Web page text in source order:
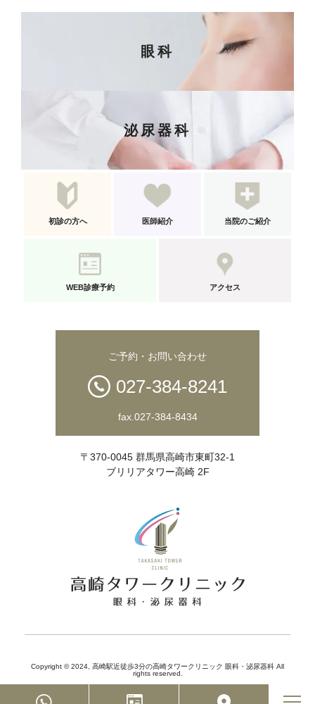
眼科
泌尿器科
初診の方へ 医師紹介 当院のご紹介
WEB診療予約 アクセス
ご予約・お問い合わせ
027-384-8241
fax.027-384-8434
〒370-0045 群馬県高崎市東町32-1
ブリリアタワー高崎 2F
Copyright © 2024, 高崎駅近徒歩3分の高崎タワークリニック 眼科・泌尿器科 All
rights reserved.